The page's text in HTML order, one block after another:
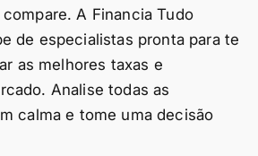
A Financia Tudo
de especialistas pronta para te
as melhores taxas e
Analise todas as
calma e tome uma decisão